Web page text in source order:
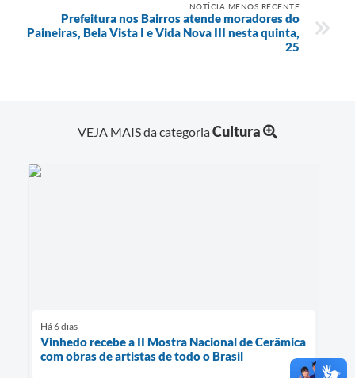
NOTÍCIA MENOS RECENTE
Prefeitura nos Bairros atende moradores do
Paineiras, Bela Vista I e Vida Nova III nesta quinta,
25
VEJA MAIS da categoriaCultura
Há 6 dias
Vinhedo recebe a II Mostra Nacional de Cerâmica
com obras de artistas de todo o Brasil